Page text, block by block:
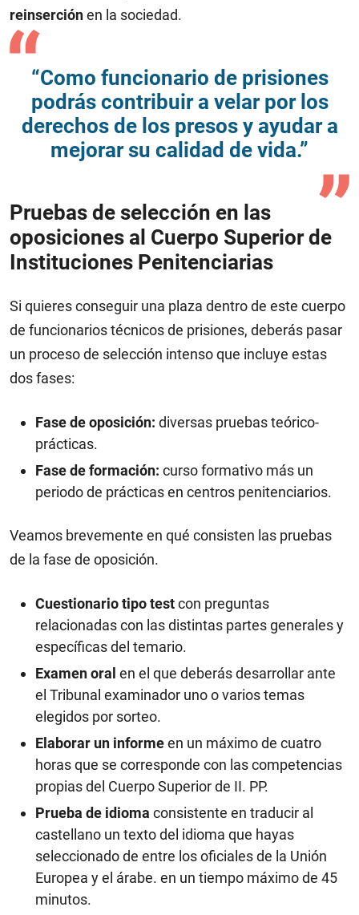
reinserciónen la sociedad.
“Como funcionario de prisiones
podrás contribuir a velar por los
derechos de los presos y ayudar a
mejorar su calidad de vida.”
Pruebas de selección en las
oposiciones al Cuerpo Superior de
Instituciones Penitenciarias
Si quieres conseguir una plaza dentro de este cuerpo
de funcionarios técnicos de prisiones, deberás pasar
un proceso de selección intenso que incluye estas
dos fases:
Fase de oposición: diversas pruebas teórico-
prácticas.
Fase de formación: curso formativo más un
periodo de prácticas en centros penitenciarios.
Veamos brevemente en qué consisten las pruebas
de la fase de oposición.
Cuestionario tipo testcon preguntas
relacionadas con las distintas partes generales y
específicas del temario.
Examen oral en el que deberás desarrollar ante
el Tribunal examinador uno o varios temas
elegidos por sorteo.
Elaborar un informeen un máximo de cuatro
horas que se corresponde con las competencias
propias del Cuerpo Superior de II. PP.
Prueba de idioma consistente en traducir al
castellano un texto del idioma que hayas
seleccionado de entre los oficiales de la Unión
Europea y el árabe. en un tiempo máximo de 45
minutos.